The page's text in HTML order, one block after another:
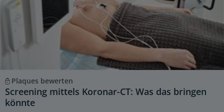
Plaques bewerten
Screening mittels Koronar-CT: Was das bringen
könnte